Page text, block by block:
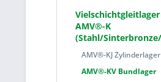
Vielschichtgleitlager
AMV®-K
AMV®-KJ Zylinderlager
AMV®-KV Bundlager